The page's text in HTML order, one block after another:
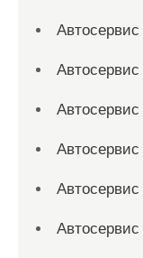
Автосервис
Автосервис
Автосервис
Автосервис
Автосервис
Автосервис